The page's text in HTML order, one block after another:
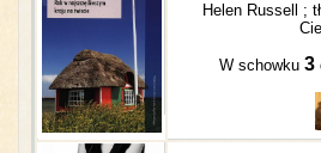
Helen Russell ;
W schowku 3